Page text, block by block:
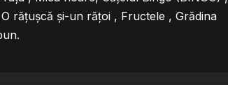
rățușcă și-un rățoi , Fructele , Grădina